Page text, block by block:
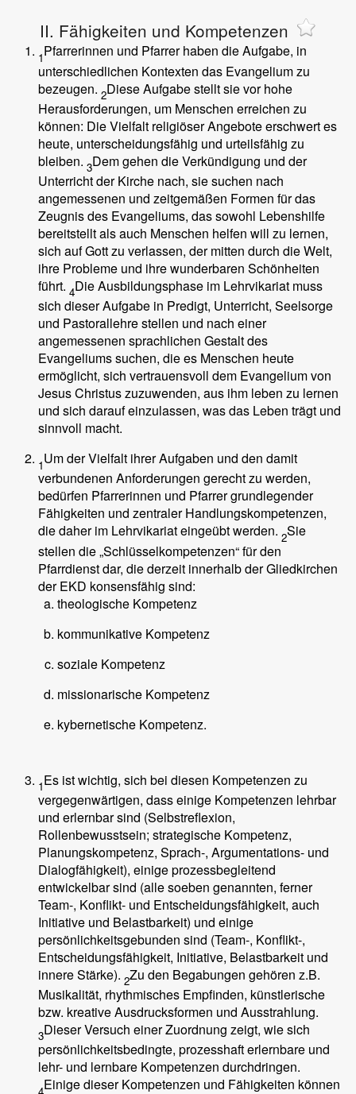
II. Fähigkeiten und Kompetenzen
1Pfarrerinnen und Pfarrer haben die Aufgabe, in
unterschiedlichen Kontexten das Evangelium zu
bezeugen. 2Diese Aufgabe stellt sie vor hohe
Herausforderungen, um Menschen erreichen zu
können: Die Vielfalt religiöser Angebote erschwert es
heute, unterscheidungsfähig und urteilsfähig zu
bleiben. 3Dem gehen die Verkündigung und der
Unterricht der Kirche nach, sie suchen nach
angemessenen und zeitgemäßen Formen für das
Zeugnis des Evangeliums, das sowohl Lebenshilfe
bereitstellt als auch Menschen helfen will zu lernen,
sich auf Gott zu verlassen, der mitten durch die Welt,
ihre Probleme und ihre wunderbaren Schönheiten
führt. 4Die Ausbildungsphase im Lehrvikariat muss
sich dieser Aufgabe in Predigt, Unterricht, Seelsorge
und Pastorallehre stellen und nach einer
angemessenen sprachlichen Gestalt des
Evangeliums suchen, die es Menschen heute
ermöglicht, sich vertrauensvoll dem Evangelium von
Jesus Christus zuzuwenden, aus ihm leben zu lernen
und sich darauf einzulassen, was das Leben trägt und
sinnvoll macht.
1Um der Vielfalt ihrer Aufgaben und den damit
verbundenen Anforderungen gerecht zu werden,
bedürfen Pfarrerinnen und Pfarrer grundlegender
Fähigkeiten und zentraler Handlungskompetenzen,
die daher im Lehrvikariat eingeübt werden. 2Sie
stellen die „Schlüsselkompetenzen“ für den
Pfarrdienst dar, die derzeit innerhalb der Gliedkirchen
der EKD konsensfähig sind:
theologische Kompetenz
kommunikative Kompetenz
soziale Kompetenz
missionarische Kompetenz
kybernetische Kompetenz.
1Es ist wichtig, sich bei diesen Kompetenzen zu
vergegenwärtigen, dass einige Kompetenzen lehrbar
und erlernbar sind (Selbstreflexion,
Rollenbewusstsein; strategische Kompetenz,
Planungskompetenz, Sprach-, Argumentations- und
Dialogfähigkeit), einige prozessbegleitend
entwickelbar sind (alle soeben genannten, ferner
Team-, Konflikt- und Entscheidungsfähigkeit, auch
Initiative und Belastbarkeit) und einige
persönlichkeitsgebunden sind (Team-, Konflikt-,
Entscheidungsfähigkeit, Initiative, Belastbarkeit und
innere Stärke). 2Zu den Begabungen gehören z.B.
Musikalität, rhythmisches Empfinden, künstlerische
bzw. kreative Ausdrucksformen und Ausstrahlung.
3Dieser Versuch einer Zuordnung zeigt, wie sich
persönlichkeitsbedingte, prozesshaft erlernbare und
lehr- und lernbare Kompetenzen durchdringen.
4Einige dieser Kompetenzen und Fähigkeiten können